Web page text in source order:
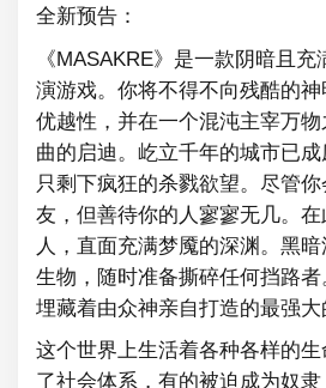
全新预告：
《MASAKRE》是一款阴暗且
演游戏。你将不得不向残酷的
优越性，并在一个混沌主宰万
曲的启迪。屹立千年的城市已
只剩下疯狂的杀戮欲望。尽管
友，但善待你的人寥寥无几。
人，直面充满梦魇的深渊。黑
生物，随时准备撕碎任何挡路者
埋藏着由众神亲自打造的最强大
这个世界上生活着各种各样的
了社会体系，有的被迫成为奴